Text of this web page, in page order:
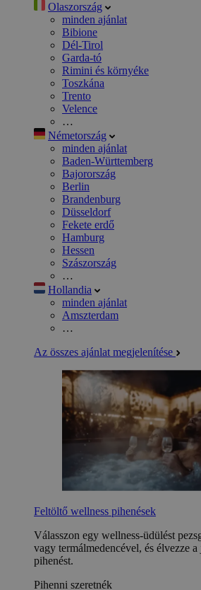
Olaszország
minden ajánlat
Bibione
Dél-Tirol
Garda-tó
Rimini és környéke
Toszkána
Trento
Velence
…
Németország
minden ajánlat
Baden-Württemberg
Bajorország
Berlin
Brandenburg
Düsseldorf
Fekete erdő
Hamburg
Hessen
Szászország
…
Hollandia
minden ajánlat
Amszterdam
…
Az összes ajánlat megjelenítése
Feltöltő wellness pihenések
Válasszon egy wellness-üdülést
vagy termálmedencével, és élvezze
pihenést.
Pihenni szeretnék